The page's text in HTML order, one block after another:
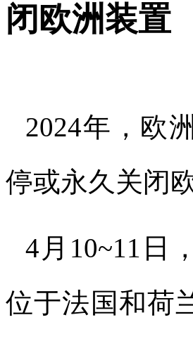
闭欧洲装置
2024年，欧
停或永久关闭
4 月 10~11 日
位于法国和荷